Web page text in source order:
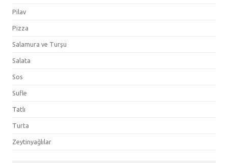
Pilav
Pizza
Salamura ve Turşu
Salata
Sos
Sufle
Tatlı
Turta
Zeytinyağlılar